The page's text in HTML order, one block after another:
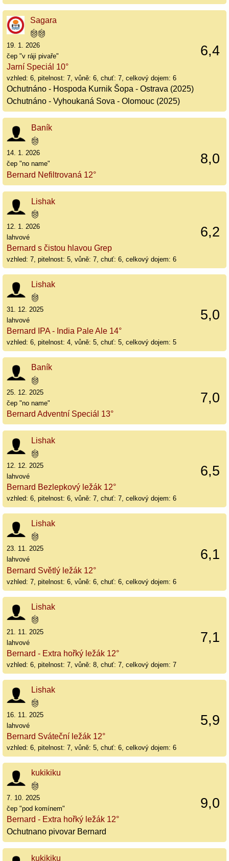
Sagara
6,4
19. 1. 2026
čep "v ráji pivaře"
Jarní Speciál 10°
vzhled: 6, pitelnost: 7, vůně: 6, chuť: 7, celkový dojem: 6
Ochutnáno - Hospoda Kurnik Šopa - Ostrava (2025)
Ochutnáno - Vyhoukaná Sova - Olomouc (2025)
Baník
8,0
14. 1. 2026
čep "no name"
Bernard Nefiltrovaná 12°
Lishak
6,2
12. 1. 2026
lahvové
Bernard s čistou hlavou Grep
vzhled: 7, pitelnost: 5, vůně: 7, chuť: 6, celkový dojem: 6
Lishak
5,0
31. 12. 2025
lahvové
Bernard IPA - India Pale Ale 14°
vzhled: 6, pitelnost: 4, vůně: 5, chuť: 5, celkový dojem: 5
Baník
7,0
25. 12. 2025
čep "no name"
Bernard Adventní Speciál 13°
Lishak
6,5
12. 12. 2025
lahvové
Bernard Bezlepkový ležák 12°
vzhled: 6, pitelnost: 6, vůně: 7, chuť: 7, celkový dojem: 6
Lishak
6,1
23. 11. 2025
lahvové
Bernard Světlý ležák 12°
vzhled: 7, pitelnost: 6, vůně: 6, chuť: 6, celkový dojem: 6
Lishak
7,1
21. 11. 2025
lahvové
Bernard - Extra hořký ležák 12°
vzhled: 6, pitelnost: 7, vůně: 8, chuť: 7, celkový dojem: 7
Lishak
5,9
16. 11. 2025
lahvové
Bernard Sváteční ležák 12°
vzhled: 6, pitelnost: 7, vůně: 5, chuť: 6, celkový dojem: 6
kukikiku
9,0
7. 10. 2025
čep "pod komínem"
Bernard - Extra hořký ležák 12°
Ochutnano pivovar Bernard
kukikiku